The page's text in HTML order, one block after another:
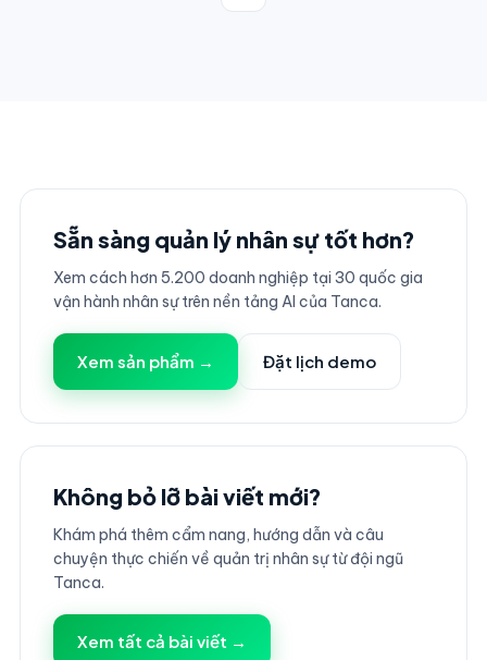
Sẵn sàng quản lý nhân sự tốt hơn?
Xem cách hơn 5.200 doanh nghiệp tại 30 quốc gia
vận hành nhân sự trên nền tảng AI của Tanca.
Xem sản phẩm → Đặt lịch demo
Không bỏ lỡ bài viết mới?
Khám phá thêm cẩm nang, hướng dẫn và câu
chuyện thực chiến về quản trị nhân sự từ đội ngũ
Tanca.
Xem tất cả bài viết →